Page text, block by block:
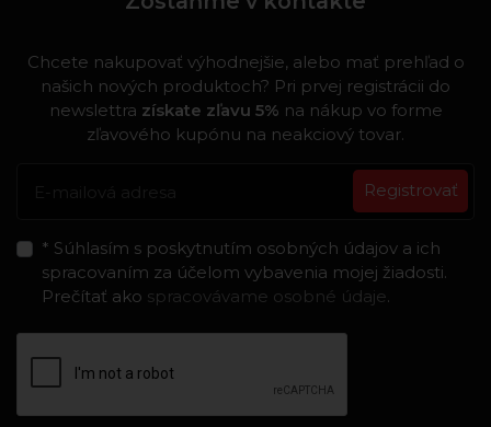
Chcete nakupovať výhodnejšie, alebo mať prehľad o
našich nových produktoch? Pri prvej registrácii do
newslettra získate zľavu 5% na nákup vo forme
zľavového kupónu na neakciový tovar.
Registrovať
* Súhlasím s poskytnutím osobných údajov a ich
spracovaním za účelom vybavenia mojej žiadosti.
Prečítať ako spracovávame osobné údaje.